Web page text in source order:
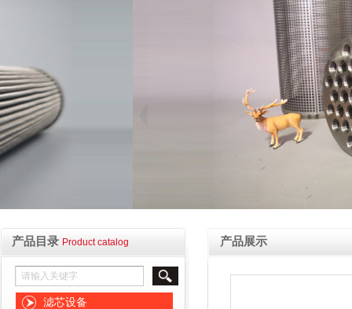
产品目录 Product catalog
滤芯设备
产品展示